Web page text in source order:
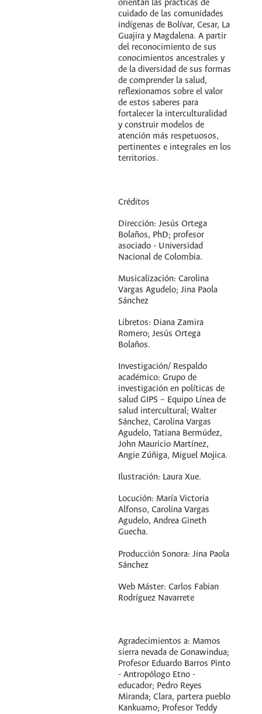
orientan las prácticas de
cuidado de las comunidades
indígenas de Bolívar, Cesar, La
Guajira y Magdalena. A partir
del reconocimiento de sus
conocimientos ancestrales y
de la diversidad de sus formas
de comprender la salud,
reflexionamos sobre el valor
de estos saberes para
fortalecer la interculturalidad
y construir modelos de
atención más respetuosos,
pertinentes e integrales en los
territorios.
Créditos
Dirección: Jesús Ortega
Bolaños, PhD; profesor
asociado - Universidad
Nacional de Colombia.
Musicalización: Carolina
Vargas Agudelo; Jina Paola
Sánchez
Libretos: Diana Zamira
Romero; Jesús Ortega
Bolaños.
Investigación/ Respaldo
académico: Grupo de
investigación en políticas de
salud GIPS – Equipo Línea de
salud intercultural; Walter
Sánchez, Carolina Vargas
Agudelo, Tatiana Bermúdez,
John Mauricio Martínez,
Angie Zúñiga, Miguel Mojica.
Ilustración: Laura Xue.
Locución: María Victoria
Alfonso, Carolina Vargas
Agudelo, Andrea Gineth
Guecha.
Producción Sonora: Jina Paola
Sánchez
Web Máster: Carlos Fabian
Rodríguez Navarrete
Agradecimientos a: Mamos
sierra nevada de Gonawindua;
Profesor Eduardo Barros Pinto
- Antropólogo Etno -
educador; Pedro Reyes
Miranda; Clara, partera pueblo
Kankuamo; Profesor Teddy